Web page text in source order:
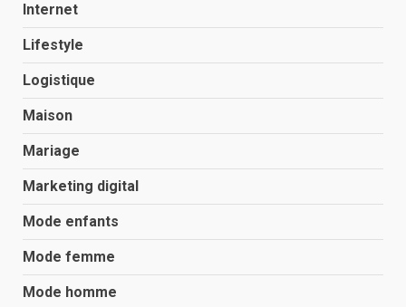
Internet
Lifestyle
Logistique
Maison
Mariage
Marketing digital
Mode enfants
Mode femme
Mode homme